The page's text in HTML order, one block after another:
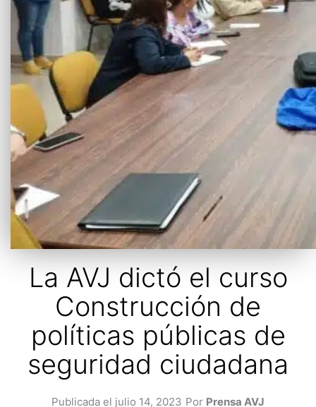
La AVJ dictó el curso
Construcción de
políticas públicas de
seguridad ciudadana
Publicada el julio 14, 2023 Por Prensa AVJ